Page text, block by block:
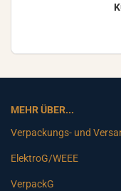
MEHR ÜBER...
Verpackungs- und
ElektroG/WEEE
VerpackG